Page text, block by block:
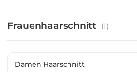
Frauenhaarschnitt (1)
Damen Haarschnitt